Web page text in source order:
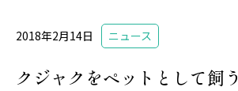
2018年2月14日 ニュース
クジャクをペットとして飼う